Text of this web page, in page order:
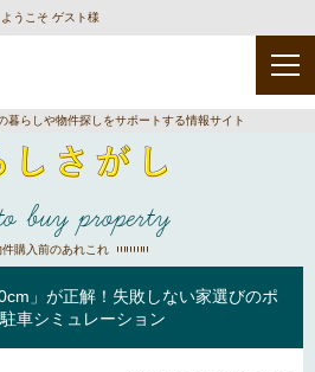
ようこそ ゲスト様
暮らしや物件探しをサポートする情報サイト
buy property
件購入前のあれこれ
」が正解！失敗しない家選びのポ
車シミュレーション